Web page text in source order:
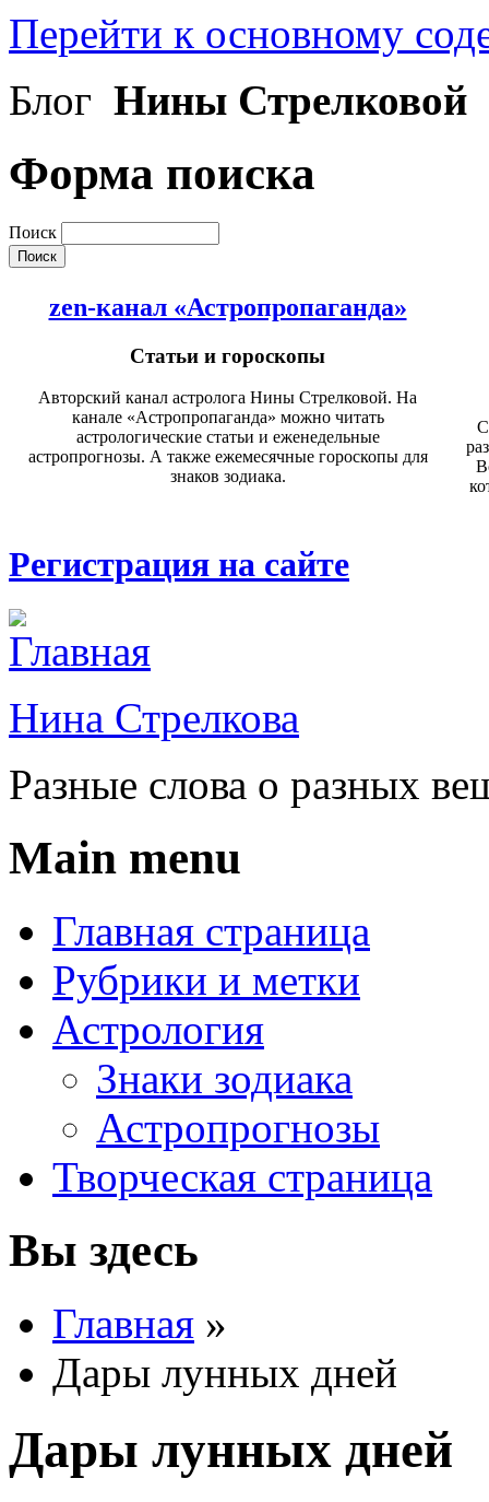
Перейти к основному
Блог Нины Стрелковой
Форма поиска
Поиск
zen-канал «Астропропаганда»
Статьи и гороскопы
Авторский канал астролога Нины Стрелковой. На
канале «Астропропаганда» можно читать
астрологические статьи и еженедельные
астропрогнозы. А также ежемесячные гороскопы для
знаков зодиака.
Регистрация на сайте
Нина Стрелкова
Разные слова о разных
Main menu
Главная страница
Рубрики и метки
Астрология
Знаки зодиака
Астропрогнозы
Творческая страница
Вы здесь
Главная »
Дары лунных дней
Дары лунных дней